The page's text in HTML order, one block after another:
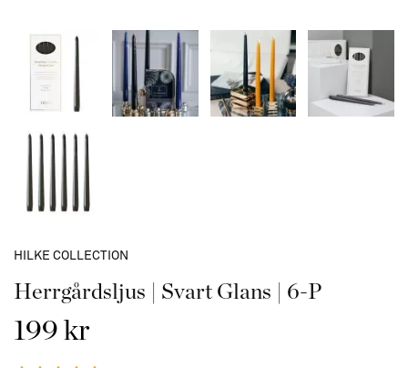
HILKE COLLECTION
Herrgårdsljus | Svart Glans | 6-P
199 kr